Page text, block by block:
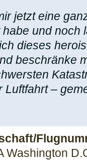
jetzt eine
und noch
dieses
beschränke
Luftfahrt –
Washington